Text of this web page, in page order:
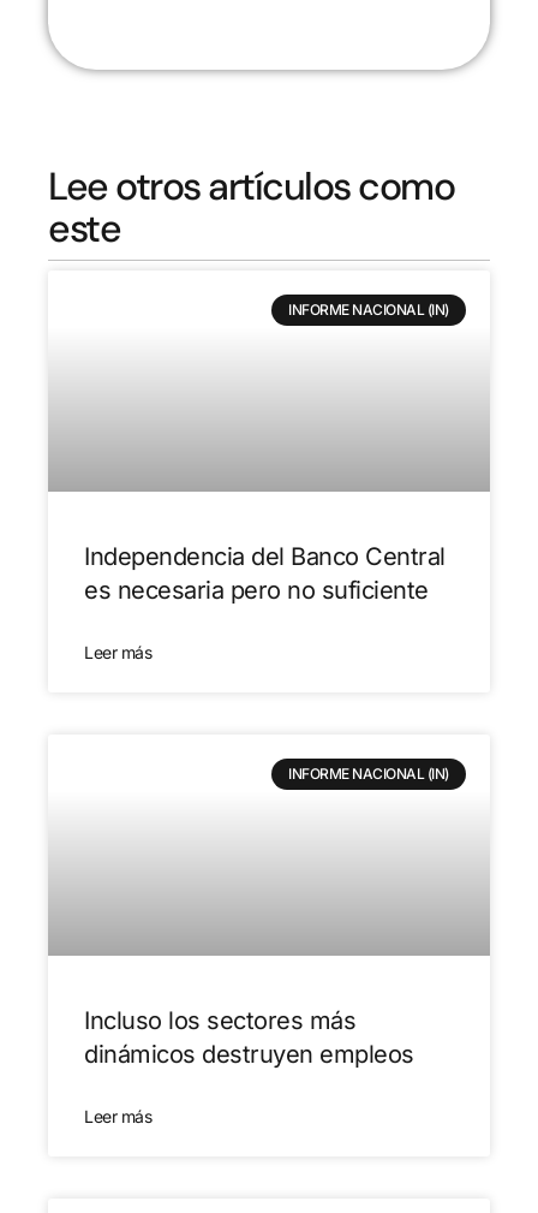
Lee otros artículos como
este
INFORME NACIONAL (IN)
Independencia del Banco Central
es necesaria pero no suficiente
Leer más
INFORME NACIONAL (IN)
Incluso los sectores más
dinámicos destruyen empleos
Leer más